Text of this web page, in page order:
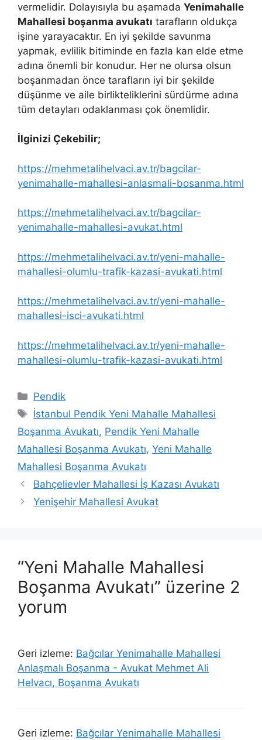
vermelidir. Dolayısıyla bu aşamada Yenimahalle
Mahallesi boşanma avukatı tarafların oldukça
işine yarayacaktır. En iyi şekilde savunma
yapmak, evlilik bitiminde en fazla karı elde etme
adına önemli bir konudur. Her ne olursa olsun
boşanmadan önce tarafların iyi bir şekilde
düşünme ve aile birlikteliklerini sürdürme adına
tüm detayları odaklanması çok önemlidir.
İlginizi Çekebilir;
https://mehmetalihelvaci.av.tr/bagcilar-
yenimahalle-mahallesi-anlasmali-bosanma.html
https://mehmetalihelvaci.av.tr/bagcilar-
yenimahalle-mahallesi-avukat.html
https://mehmetalihelvaci.av.tr/yeni-mahalle-
mahallesi-olumlu-trafik-kazasi-avukati.html
https://mehmetalihelvaci.av.tr/yeni-mahalle-
mahallesi-isci-avukati.html
https://mehmetalihelvaci.av.tr/yeni-mahalle-
mahallesi-olumlu-trafik-kazasi-avukati.html
Kategoriler
Pendik
Etiketler
İstanbul Pendik Yeni Mahalle Mahallesi
Boşanma Avukatı, Pendik Yeni Mahalle
Mahallesi Boşanma Avukatı, Yeni Mahalle
Mahallesi Boşanma Avukatı
Bahçelievler Mahallesi İş Kazası Avukatı
Yenişehir Mahallesi Avukat
“Yeni Mahalle Mahallesi
Boşanma Avukatı” üzerine 2
yorum
Geri izleme: Bağcılar Yenimahalle Mahallesi
Anlaşmalı Boşanma - Avukat Mehmet Ali
Helvacı, Boşanma Avukatı
Geri izleme: Bağcılar Yenimahalle Mahallesi